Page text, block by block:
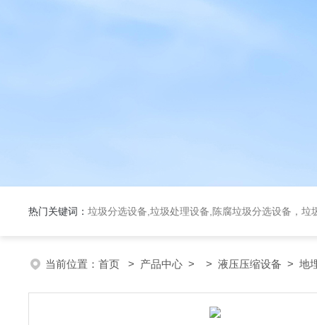
热门关键词： 垃圾分选设备,垃圾处理设备,陈腐垃圾分选设备，垃
当前位置： 首页 > 产品中心 > > 液压压缩设备 > 地